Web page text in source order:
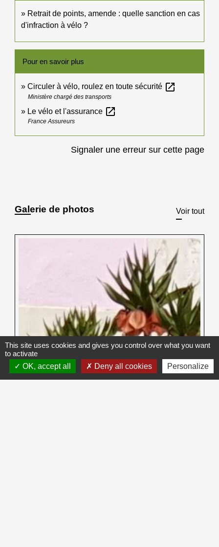
Retrait de points, amende : quelle sanction en cas
d'infraction à vélo ?
Pour en savoir plus
Circuler à vélo, roulez en toute sécurité open_in_new
Ministère chargé des transports
Le vélo et l'assurance open_in_new
France Assureurs
Signaler une erreur sur cette page
Galerie de photos Voir tout
This site uses cookies and gives you control over what you want
to activate
OK, accept all
Deny all cookies Personalize